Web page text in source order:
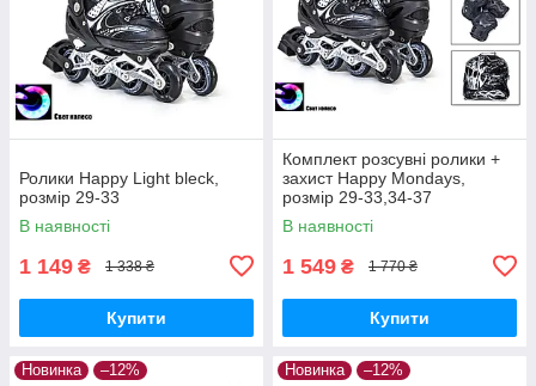
Ролики Happy Light bleck,
розмір 29-33
В наявності
1 149 ₴ 1 338 ₴
Купити
Комплект розсувні ролики +
захист Happy Mondays,
розмір 29-33,34-37
В наявності
1 549 ₴ 1 770 ₴
Купити
Новинка –12% Новинка –12%